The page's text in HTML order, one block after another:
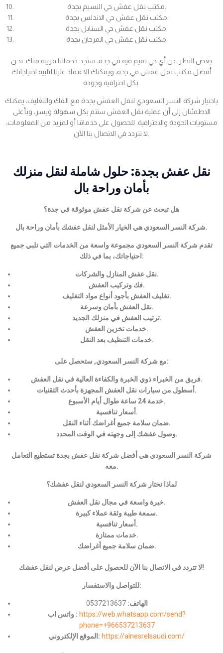
بغض النظر عن أي حي تقيم فيه في جدة، ستجد خدماتنا قريبة منك. نحن
أفضل مكتب نقل عفش في جدة، ويمكنك الاعتماد علينا لتلبية احتياجاتك
باختيار شركة النسر السعودي لنقل العفش بجدة مع الفك والتغليف، يمكنك
الاطمئنان إلى أن عملية نقل العفش ستتم بكل سهولة ويسر، وبأعلى
مستويات الجودة والاحترافية. للحصول على خدماتنا أو لمزيد من المعلومات،
نقل عفش بجدة: حلول شاملة لنقل منزلك
بأمان وراحة بال
هل تبحث عن شركة نقل عفش موثوقة في جدة؟
شركة النسر السعودي هي الخيار الأمثل لنقل عفشك بأمان وراحة بال.
تقدم شركة النسر السعودي مجموعة واسعة من الخدمات التي تلبي جميع
احتياجاتك، بما في ذلك:
نقل عفش المنازل والشركات.
فك وتركيب العفش.
تغليف العفش بأجود أنواع مواد التغليف.
نقل العفش بأمان وسرعة.
ترتيب العفش في منزلك الجديد.
خدمات تخزين العفش.
خدمات التنظيف بعد النقل.
مع شركة النسر السعودي, ستحصل على:
فريق من الخبراء ذوي الخبرة والكفاءة العالية في نقل العفش.
أسطول من سيارات نقل العفش المجهزة بأحدث التقنيات.
خدمة 24 ساعة طوال أيام الأسبوع.
أسعار تنافسية.
ضمان سلامة جميع أغراضك أثناء النقل.
وصول عفشك إلى وجهته في الوقت المحدد.
شركة النسر السعودي هي أفضل شركة نقل عفش بجدة تستطيع التعامل
معه.
لماذا تختار شركة النسر السعودي لنقل عفشك؟
خبرة واسعة في مجال نقل العفش.
سمعة طيبة وثقة عملاء كبيرة.
أسعار تنافسية.
خدمات ممتازة.
ضمان سلامة جميع أغراضك.
لا تتردد في الاتصال بنا الآن للحصول على أفضل عرض لنقل عفشك!
للتواصل والاستفسار:
الهاتف: 0537213637
واتس اب : https://web.whatsapp.com/send?
phone=+966537213637
الموقع الإلكتروني: https://alnesrelsaudi.com/